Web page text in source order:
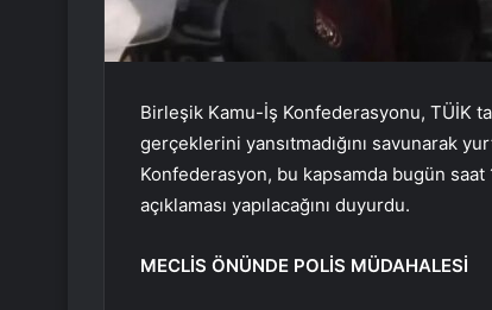
Birleşik Kamu-İş Konfederasyonu, TÜİK
gerçeklerini yansıtmadığını savunarak
Konfederasyon, bu kapsamda bugün
açıklaması yapılacağını duyurdu.
MECLİS ÖNÜNDE POLİS MÜDAHALESİ